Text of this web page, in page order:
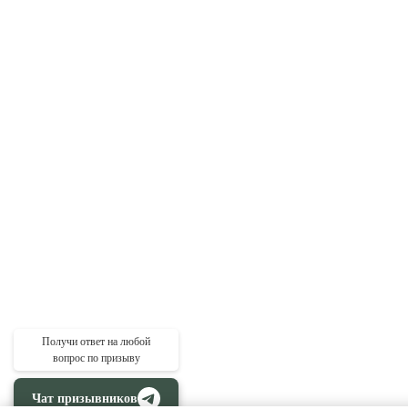
Получи ответ на любой
вопрос по призыву
Чат призывников